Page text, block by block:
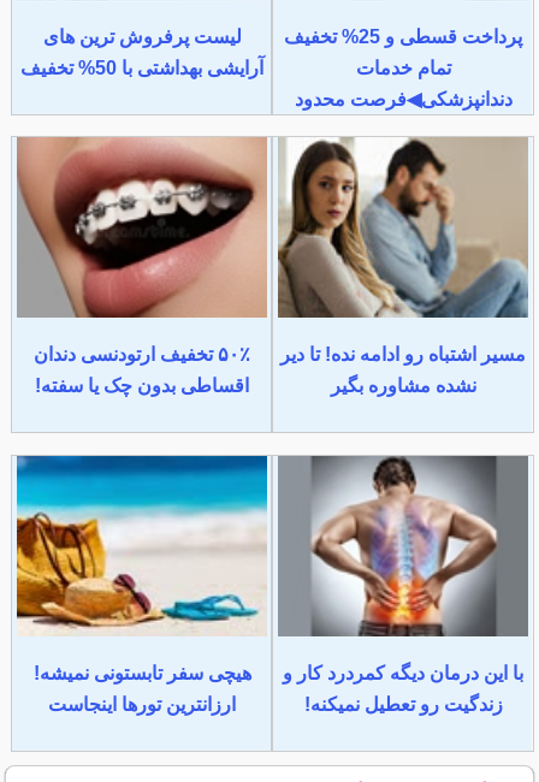
پرداخت قسطی و 25% تخفیف
تمام خدمات
دندانپزشکی◀فرصت محدود
لیست پرفروش ترین های
آرایشی بهداشتی با 50% تخفیف
مسیر اشتباه رو ادامه نده! تا دیر
نشده مشاوره بگیر
۵۰٪ تخفیف ارتودنسی دندان
اقساطی بدون چک یا سفته!
با این درمان دیگه کمردرد کار و
زندگیت رو تعطیل نمیکنه!
هیچی سفر تابستونی نمیشه!
ارزانترین تورها اینجاست